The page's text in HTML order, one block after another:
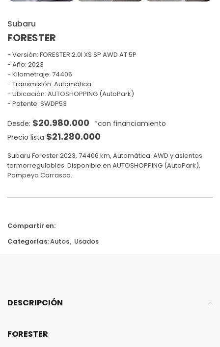
Subaru
FORESTER
Versión: FORESTER 2.0I XS SP AWD AT 5P
Año: 2023
Kilometraje: 74406
Transmisión: Automática
Ubicación: AUTOSHOPPING (AutoPark)
Patente: SWDP53
$20.980.000
Precio lista $21.280.000
Subaru Forester 2023, 74406 km, Automática. AWD y asientos
termorregulables. Disponible en AUTOSHOPPING (AutoPark),
Pompeyo Carrasco.
Compartir en:
Categorías:Autos, Usados
DESCRIPCIÓN
FORESTER